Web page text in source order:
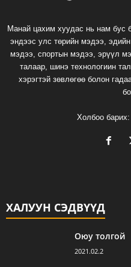
Манай цахим хуудас нь нам бус
эндээс улс төрийн мэдээ,
мэдээ, спортын мэдээ, эрүүл
талаар, шинэ технологиин
хэрэгтэй зөвлөгөө болон
Холбоо барих:
ХАЛУУН СЭДВҮҮД
Оюу толгой
2021.02.2